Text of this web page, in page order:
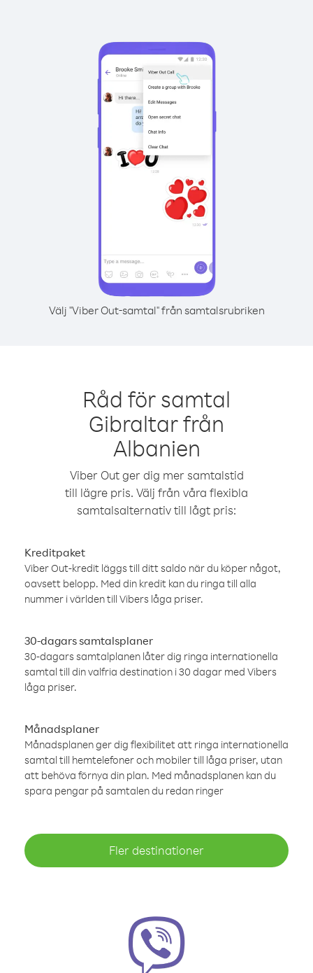
Välj "Viber Out-samtal" från samtalsrubriken
Råd för samtal
Gibraltar från
Albanien
Viber Out ger dig mer samtalstid
till lägre pris. Välj från våra flexibla
samtalsalternativ till lågt pris:
Kreditpaket
Viber Out-kredit läggs till ditt saldo när du köper något,
oavsett belopp. Med din kredit kan du ringa till alla
nummer i världen till Vibers låga priser.
30-dagars samtalsplaner
30-dagars samtalplanen låter dig ringa internationella
samtal till din valfria destination i 30 dagar med Vibers
låga priser.
Månadsplaner
Månadsplanen ger dig flexibilitet att ringa internationella
samtal till hemtelefoner och mobiler till låga priser, utan
att behöva förnya din plan. Med månadsplanen kan du
spara pengar på samtalen du redan ringer
Fler destinationer